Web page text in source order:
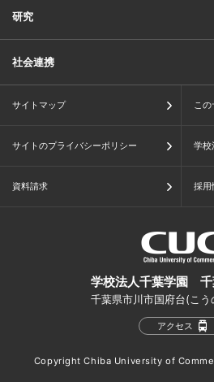
研究
社会連携
サイトマップ この
サイトのプライバシーポリシー 学校
資料請求 採用
学校法人千葉学園 千
千葉県市川市国府台(こ
アクセス
Copyright Chiba University of